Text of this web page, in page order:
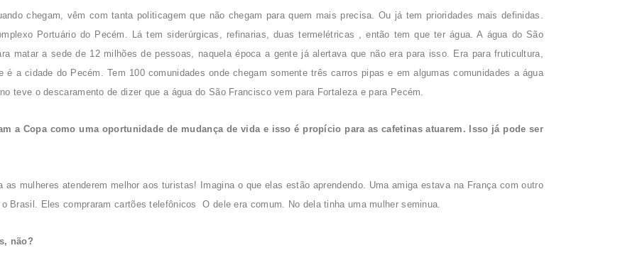
chegam, vêm com tanta politicagem que não chegam para quem mais precisa. Ou já tem prioridades mais definidas.
Portuário do Pecém. Lá tem siderúrgicas, refinarias, duas termelétricas , então tem que ter água. A água do São
matar a sede de 12 milhões de pessoas, naquela época a gente já alertava que não era para isso. Era para fruticultura,
é a cidade do Pecém. Tem 100 comunidades onde chegam somente três carros pipas e em algumas comunidades a água
teve o descaramento de dizer que a água do São Francisco vem para Fortaleza e para Pecém.
a Copa como uma oportunidade de mudança de vida e isso é propício para as cafetinas atuarem. Isso já pode ser
mulheres atenderem melhor aos turistas! Imagina o que elas estão aprendendo. Uma amiga estava na França com outro
Brasil. Eles compraram cartões telefônicos O dele era comum. No dela tinha uma mulher seminua.
não?